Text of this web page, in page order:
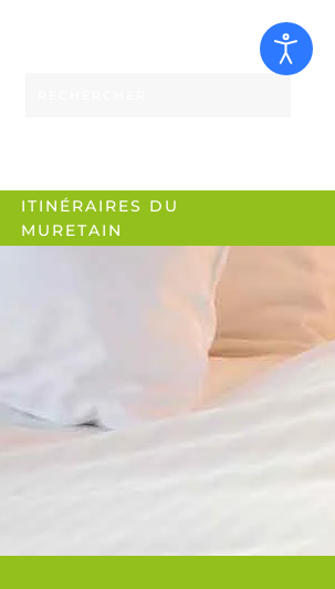
ITINÉRAIRES DU
MURETAIN